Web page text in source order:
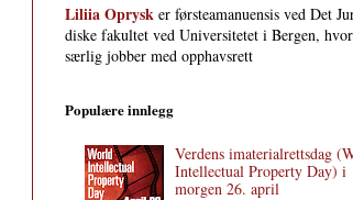
Liliia Oprysk er førsteamanuensis ved Det
diske fakultet ved Uni­versi­tetet i Bergen,
særlig jobber med opphavsrett
Populære innlegg
Verdens imaterialrettsdag
Intellectual Property Day) i
morgen 26. april